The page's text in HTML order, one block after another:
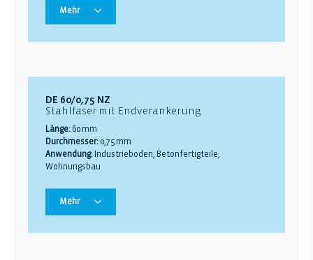
Mehr
DE 60/0,75 NZ
Stahlfaser mit Endverankerung
Länge: 60 mm
Durchmesser: 0,75 mm
Anwendung: Industrieboden, Betonfertigteile,
Wohnungsbau
Mehr